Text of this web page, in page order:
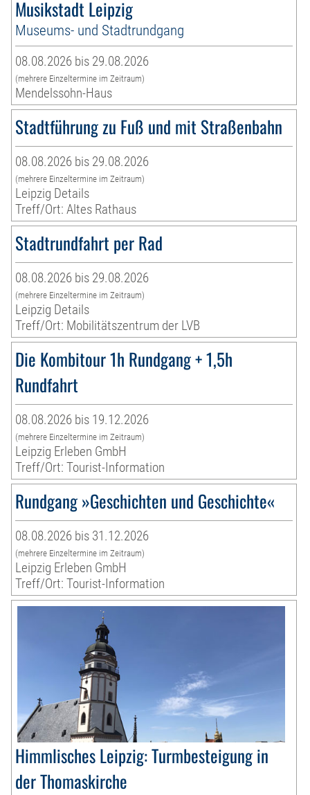
Musikstadt Leipzig
Museums- und Stadtrundgang
08.08.2026 bis 29.08.2026
(mehrere Einzeltermine im Zeitraum)
Mendelssohn-Haus
Stadtführung zu Fuß und mit Straßenbahn
08.08.2026 bis 29.08.2026
(mehrere Einzeltermine im Zeitraum)
Leipzig Details
Treff/Ort: Altes Rathaus
Stadtrundfahrt per Rad
08.08.2026 bis 29.08.2026
(mehrere Einzeltermine im Zeitraum)
Leipzig Details
Treff/Ort: Mobilitätszentrum der LVB
Die Kombitour 1h Rundgang + 1,5h
Rundfahrt
08.08.2026 bis 19.12.2026
(mehrere Einzeltermine im Zeitraum)
Leipzig Erleben GmbH
Treff/Ort: Tourist-Information
Rundgang »Geschichten und Geschichte«
08.08.2026 bis 31.12.2026
(mehrere Einzeltermine im Zeitraum)
Leipzig Erleben GmbH
Treff/Ort: Tourist-Information
Himmlisches Leipzig: Turmbesteigung in
der Thomaskirche